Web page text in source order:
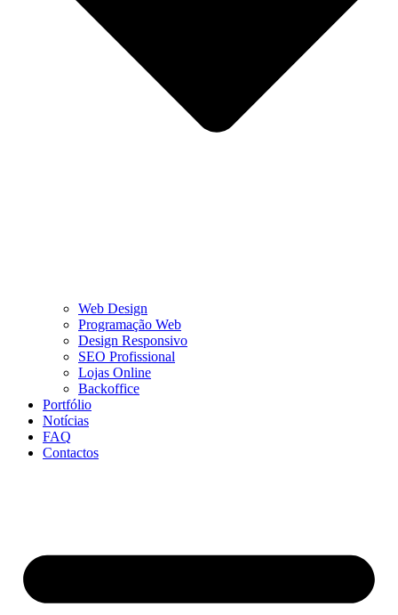
Web Design
Programação Web
Design Responsivo
SEO Profissional
Lojas Online
Backoffice
Portfólio
Notícias
FAQ
Contactos